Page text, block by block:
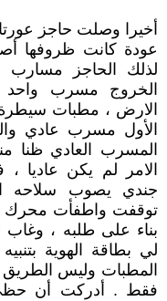
أخيرا وصلت حاجز
عودة كانت ظروفها
لذلك الحاجز مسارب
الخروج مسرب
الارض ، مطبات
الأول مسرب عادي
المسرب العادي ظنا
الامر لم يكن
جندي يصوب سلاحه
توقفت واطفأت محرك
بناء على طلبه ، وغاب
لي بطاقة الهوية
المطبات وليس
فقط . أدركت أن حظي